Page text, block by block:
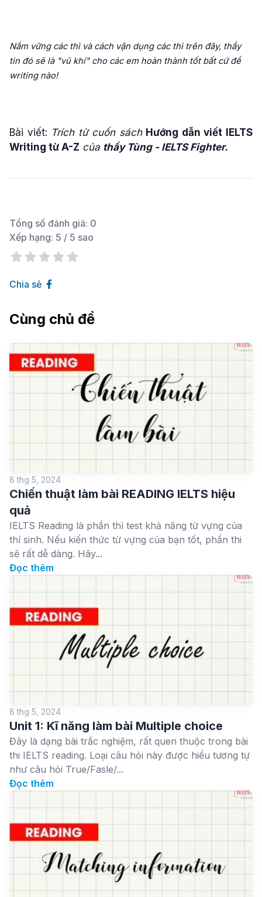
Nắm vững các thì và cách vận dụng các thì trên đây, thầy
tin đó sẽ là "vũ khí" cho các em hoàn thành tốt bất cứ đề
writing nào!
Bài viết: Trích từcuốn sách Hướng dẫn viết IELTS
Writing từ A-Z của thầy Tùng - IELTS Fighter.
Tổng số đánh giá: 0
Xếp hạng: 5 / 5 sao
Chia sẻ
Cùng chủ đề
8 thg 5, 2024
Chiến thuật làm bài READING IELTS hiệu
quả
IELTS Reading là phần thì test khả năng từ vựng của
thí sinh. Nếu kiến thức từ vựng của bạn tốt, phần thi
sẽ rất dễ dàng. Hãy...
Đọc thêm
8 thg 5, 2024
Unit 1: Kĩ năng làm bài Multiple choice
Đây là dạng bài trắc nghiệm, rất quen thuộc trong bài
thi IELTS reading. Loại câu hỏi này được hiểu tương tự
như câu hỏi True/Fasle/...
Đọc thêm